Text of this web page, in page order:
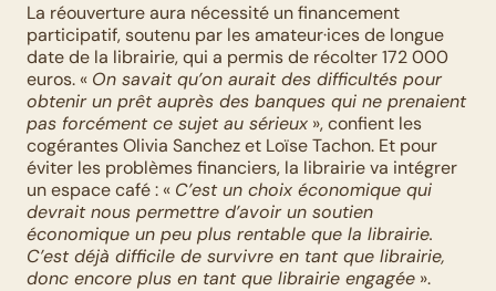
La réouverture aura nécessité un financement
participatif, soutenu par les amateur·ices de longue
date de la librairie, qui a permis de récolter 172 000
euros. « On savait qu’on aurait des difficultés pour
obtenir un prêt auprès des banques qui ne prenaient
pas forcément ce sujet au sérieux », confient les
cogérantes Olivia Sanchez et Loïse Tachon. Et pour
éviter les problèmes financiers, la librairie va intégrer
un espace café : « C’est un choix économique qui
devrait nous permettre d’avoir un soutien
économique un peu plus rentable que la librairie.
C’est déjà difficile de survivre en tant que librairie,
donc encore plus en tant que librairie engagée ».